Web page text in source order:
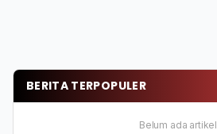
BERITA TERPOPULER
Belum ada artikel